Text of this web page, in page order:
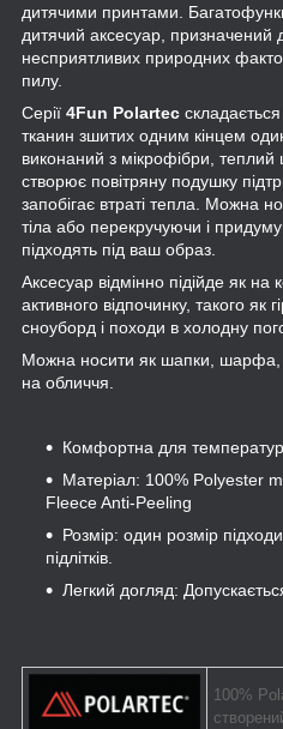
дитячими принтами.
дитячий аксесуар, призначений
несприятливих природних
пилу.
Серії 4Fun Polartec
тканин зшитих одним кінцем
виконаний з мікрофібри,
створює повітряну подушку
запобігає втраті тепла. Можна
тіла або перекручуючи і
підходять під ваш образ.
Аксесуар відмінно підійде як на
активного відпочинку, такого як
сноуборд і походи в холодну
Можна носити як шапки, шарфа,
на обличчя.
Комфортна для
Матеріал: 100% Polyester
Fleece Anti-Peeling
Розмір: один розмір
підлітків.
Легкий догляд:
100%